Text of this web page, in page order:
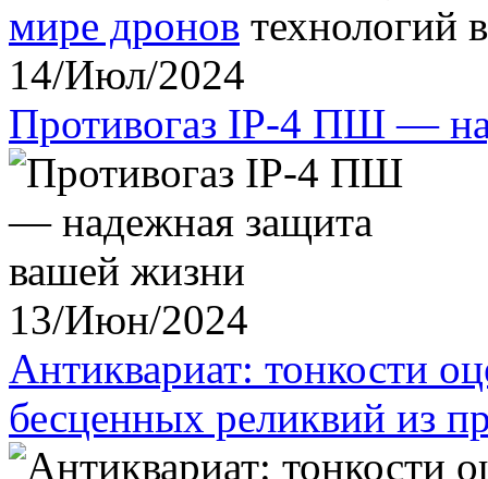
мире дронов
14/Июл/2024
Противогаз IP-4 ПШ —
13/Июн/2024
Антиквариат: тонкости
бесценных реликвий из